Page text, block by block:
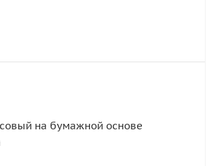
на бумажной основе